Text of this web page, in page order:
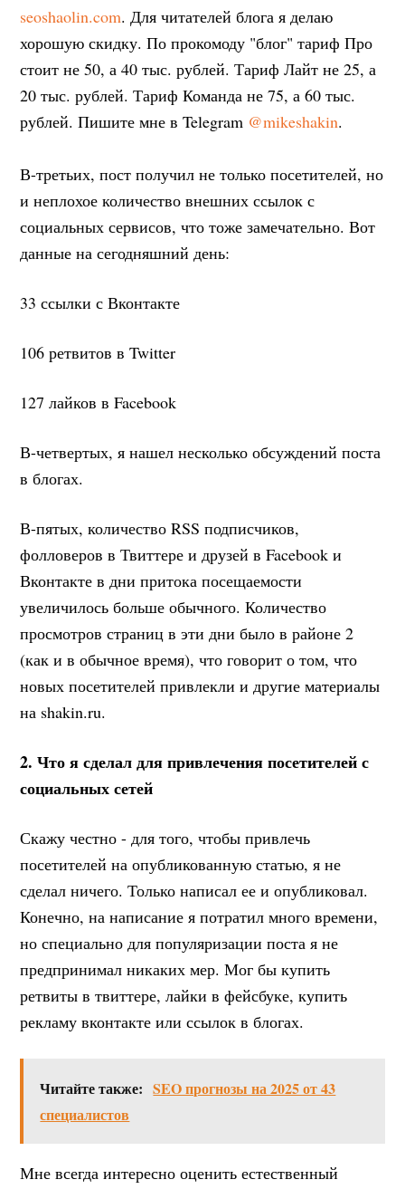
seoshaolin.com. Для читателей блога я делаю
хорошую скидку. По прокомоду "блог" тариф Про
стоит не 50, а 40 тыс. рублей. Тариф Лайт не 25, а
20 тыс. рублей. Тариф Команда не 75, а 60 тыс.
рублей. Пишите мне в Telegram @mikeshakin.
В-третьих, пост получил не только посетителей, но
и неплохое количество внешних ссылок с
социальных сервисов, что тоже замечательно. Вот
данные на сегодняшний день:
33 ссылки с Вконтакте
106 ретвитов в Twitter
127 лайков в Facebook
В-четвертых, я нашел несколько обсуждений поста
в блогах.
В-пятых, количество RSS подписчиков,
фолловеров в Твиттере и друзей в Facebook и
Вконтакте в дни притока посещаемости
увеличилось больше обычного. Количество
просмотров страниц в эти дни было в районе 2
(как и в обычное время), что говорит о том, что
новых посетителей привлекли и другие материалы
на shakin.ru.
2. Что я сделал для привлечения посетителей с
социальных сетей
Скажу честно - для того, чтобы привлечь
посетителей на опубликованную статью, я не
сделал ничего. Только написал ее и опубликовал.
Конечно, на написание я потратил много времени,
но специально для популяризации поста я не
предпринимал никаких мер. Мог бы купить
ретвиты в твиттере, лайки в фейсбуке, купить
рекламу вконтакте или ссылок в блогах.
Читайте также: SEO прогнозы на 2025 от 43
специалистов
Мне всегда интересно оценить естественный